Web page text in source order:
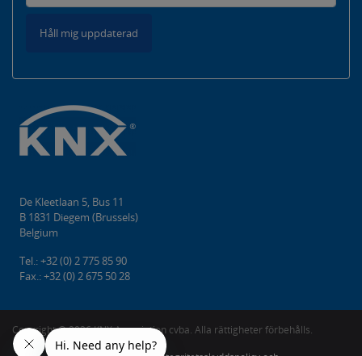
Håll mig uppdaterad
De Kleetlaan 5, Bus 11
B 1831 Diegem (Brussels)
Belgium
Tel.: +32 (0) 2 775 85 90
Fax.: +32 (0) 2 675 50 28
Copyright ©️ 2026 KNX Association cvba. Alla rättigheter förbehålls.